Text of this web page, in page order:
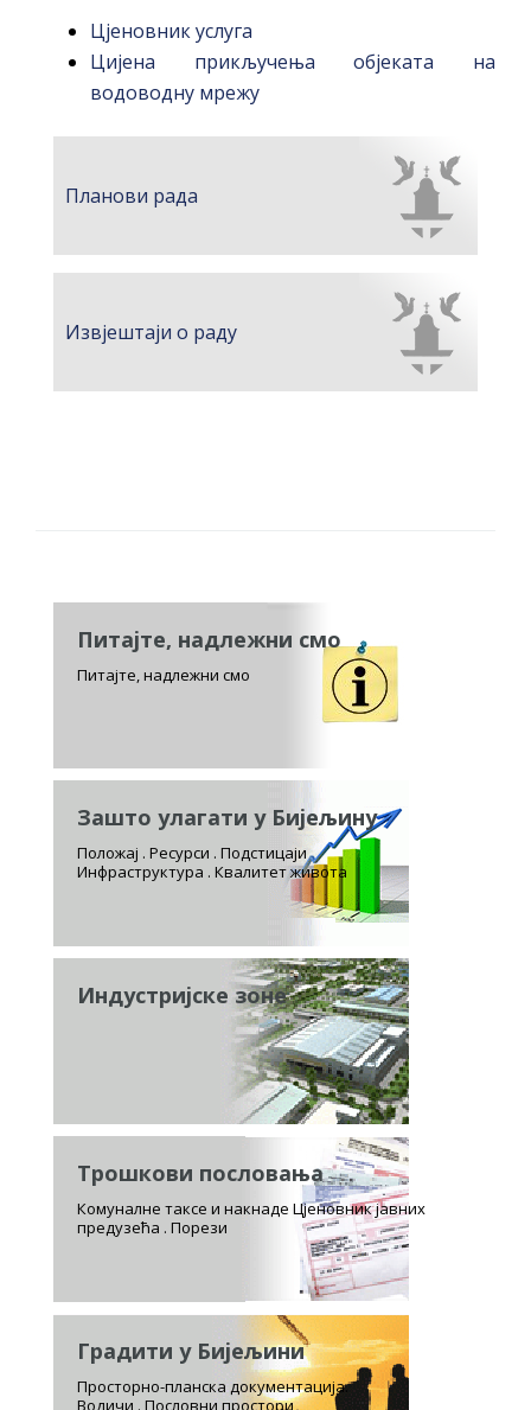
Цјеновник услуга
Цијена прикључења објеката на
водоводну мрежу
Планови рада
Извјештаји о раду
Питајте, надлежни смо
Питајте, надлежни смо
Зашто улагати у Бијељину
Положај . Ресурси . Подстицаји
Инфраструктура . Квалитет живота
Индустријске зоне
Трошкови пословања
Комуналне таксе и накнаде Цјеновник јавних
предузећа . Порези
Градити у Бијељини
Просторно-планска документација.
Водичи . Пословни простори